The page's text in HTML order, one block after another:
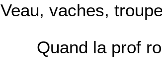
Veau, vaches,
Quand la prof